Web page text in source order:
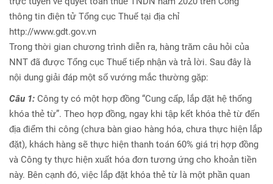
thông tin điện tử Tổng cục Thuế tại địa chỉ
http://www.gdt.gov.vn
Trong thời gian chương trình diễn ra, hàng trăm câu hỏi của
NNT đã được Tổng cục Thuế tiếp nhận và trả lời. Sau đây là
nội dung giải đáp một số vướng mắc thường gặp:
Câu 1: Công ty có một hợp đồng “Cung cấp, lắp đặt hệ thống
khóa thẻ từ”. Theo hợp đồng, ngay khi tập kết khóa thẻ từ đến
địa điểm thi công (chưa bàn giao hàng hóa, chưa thực hiện lắp
đặt), khách hàng sẽ thực hiện thanh toán 60% giá trị hợp đồng
và Công ty thực hiện xuất hóa đơn tương ứng cho khoản tiền
này. Bên cạnh đó, việc lắp đặt khóa thẻ từ là một phần quan